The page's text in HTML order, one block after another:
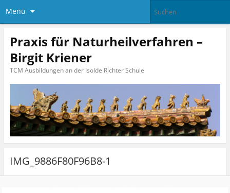
Menü
Praxis für Naturheilverfahren –
Birgit Kriener
TCM Ausbildungen an der Isolde Richter Schule
IMG_9886F80F96B8-1